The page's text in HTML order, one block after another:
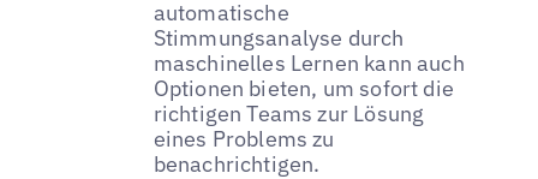
automatische
Stimmungsanalyse durch
maschinelles Lernen kann auch
Optionen bieten, um sofort die
richtigen Teams zur Lösung
eines Problems zu
benachrichtigen.